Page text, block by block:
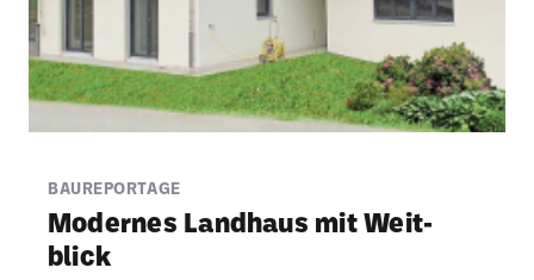
BAUREPORTAGE
Modernes Land­haus mit Weit­
blick